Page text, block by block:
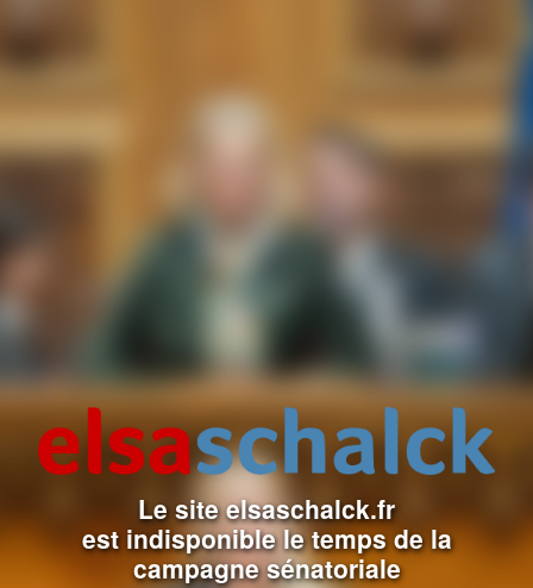
Le site elsaschalck.fr
est indisponible le temps de la
campagne sénatoriale